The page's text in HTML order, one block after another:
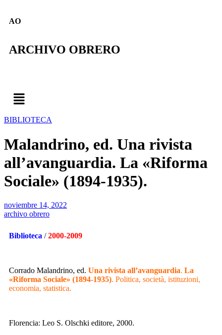
AO
ARCHIVO OBRERO
BIBLIOTECA
Malandrino, ed. Una rivista
all’avanguardia. La «Riforma
Sociale» (1894-1935).
noviembre 14, 2022
archivo obrero
Biblioteca /2000-2009
Corrado Malandrino, ed. Una rivista all’avanguardia. La
«Riforma Sociale» (1894-1935). Politica, società, istituzioni,
economia, statistica.
Florencia: Leo S. Olschki editore, 2000.